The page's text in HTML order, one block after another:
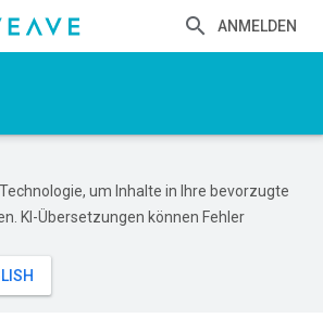
ANMELDEN
um Inhalte in Ihre bevorzugte
KI-Übersetzungen können Fehler